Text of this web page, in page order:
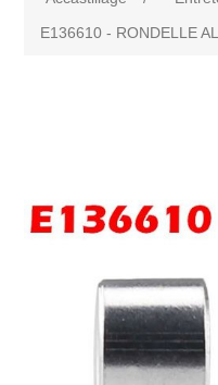
E136610 - RONDELLE